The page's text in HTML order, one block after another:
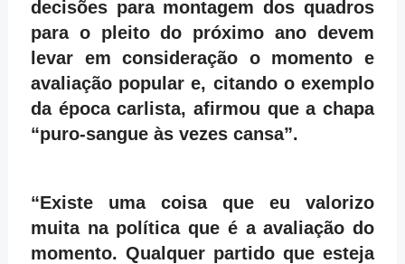
decisões para montagem dos quadros
para o pleito do próximo ano devem
levar em consideração o momento e
avaliação popular e, citando o exemplo
da época carlista, afirmou que a chapa
“puro-sangue às vezes cansa”.
“Existe uma coisa que eu valorizo
muita na política que é a avaliação do
momento. Qualquer partido que esteja